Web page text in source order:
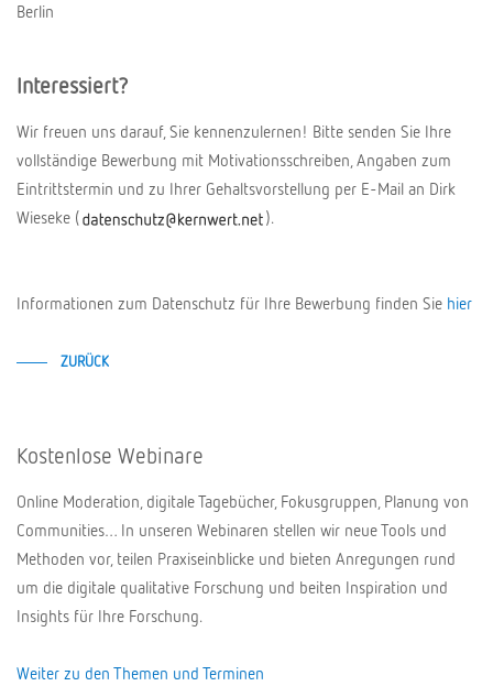
Berlin
Interessiert?
Wir freuen uns darauf, Sie kennenzulernen! Bitte senden Sie Ihre
vollständige Bewerbung mit Motivationsschreiben, Angaben zum
Eintrittstermin und zu Ihrer Gehaltsvorstellung per E-Mail an Dirk
Wieseke (
).
Informationen zum Datenschutz für Ihre Bewerbung finden Sie hier
ZURÜCK
Kostenlose Webinare
Online Moderation, digitale Tagebücher, Fokusgruppen, Planung von
Communities… In unseren Webinaren stellen wir neue Tools und
Methoden vor, teilen Praxiseinblicke und bieten Anregungen rund
um die digitale qualitative Forschung und beiten Inspiration und
Insights für Ihre Forschung.
Weiter zu den Themen und Terminen